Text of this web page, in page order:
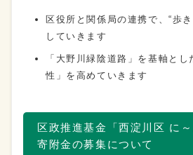
区役所と関係局の連携で、“歩
していきます
「大野川緑陰道路」を基軸と
性」を高めていきます
区政推進基金「西淀川区 に
寄附金の募集について